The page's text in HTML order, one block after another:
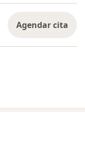
Agendar cita